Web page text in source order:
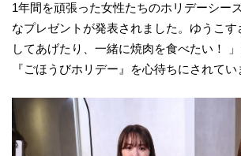
1年間を頑張った女性たちのホリデーシー
なプレゼントが発表されました。ゆうこす
してあげたり、一緒に焼肉を食べたい！
『ごほうびホリデー』を心待ちにされてい